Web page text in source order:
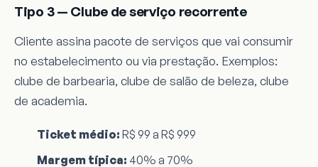
Tipo 3 — Clube de serviço recorrente
Cliente assina pacote de serviços que vai consumir
no estabelecimento ou via prestação. Exemplos:
clube de barbearia, clube de salão de beleza, clube
de academia.
Ticket médio: R$ 99 a R$ 999
Margem típica: 40% a 70%